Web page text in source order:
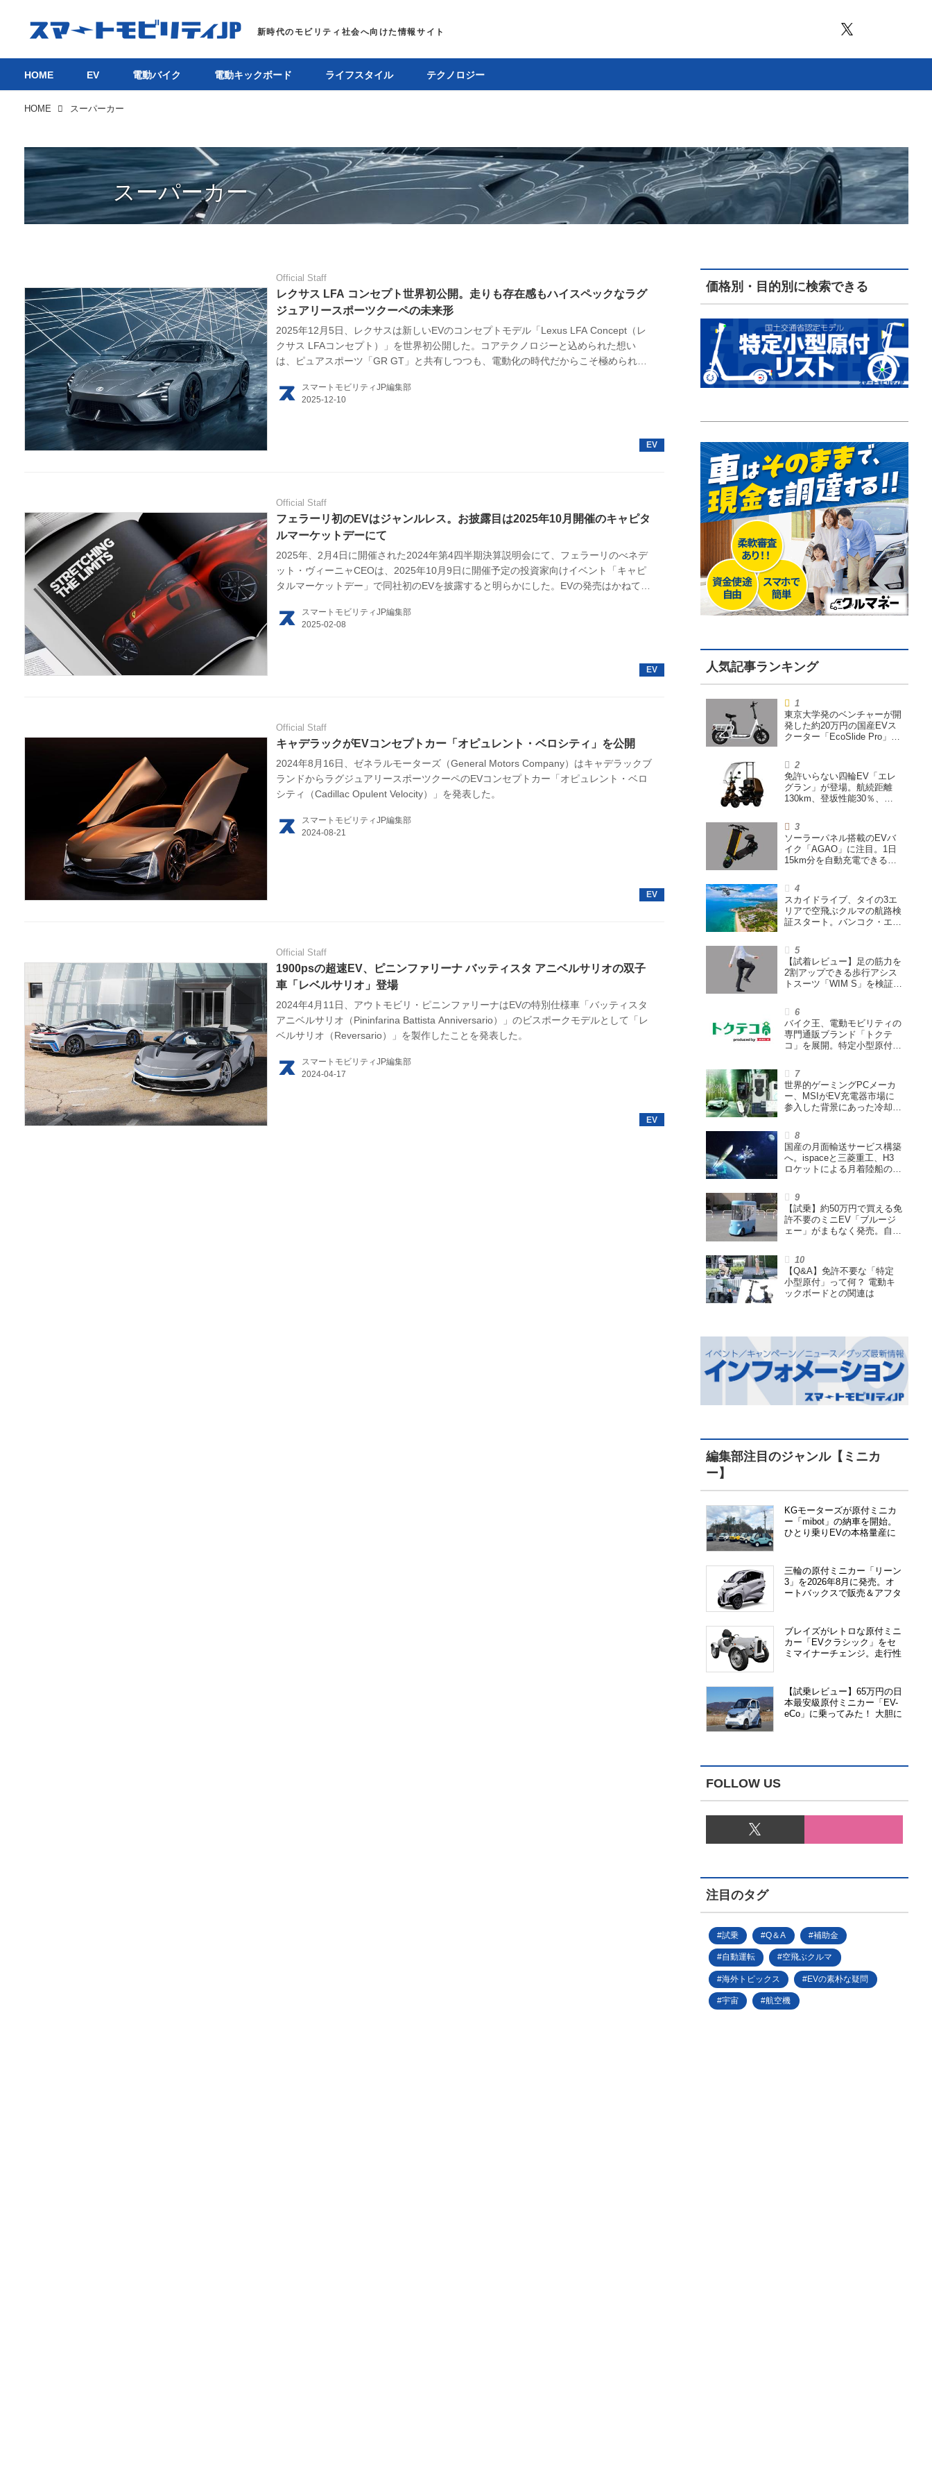
HOME
EV
テクノロジー
このメディアについて
運営会社
利用規約
お問い合せ
広告掲載について
HOME EV 電動バイク 電動キックボード ライフスタイル テクノロジー
HOME スーパーカー
スーパーカー
Official Staff
レクサス LFA コンセプト世界初公開。走りも存在感もハイスペックなラグ
ジュアリースポーツクーペの未来形
2025年12月5日、レクサスは新しいEVのコンセプトモデル「Lexus LFA Concept（レ
クサス LFAコンセプト）」を世界初公開した。コアテクノロジーと込められた想い
は、ピュアスポーツ「GR GT」と共有しつつも、電動化の時代だからこそ極められた
スマートモビリティJP編集部
Official Staff
フェラーリ初のEVはジャンルレス。お披露目は2025年10月開催のキャピタ
ルマーケットデーにて
2025年、2月4日に開催された2024年第4四半期決算説明会にて、フェラーリのべネデ
ット・ヴィーニャCEOは、2025年10月9日に開催予定の投資家向けイベント「キャピ
タルマーケットデー」で同社初のEVを披露すると明らかにした。EVの発売はかねてよ
メージ：フェラーリ公式HP「The Official Ferrari Magazine」より）
スマートモビリティJP編集部
Official Staff
キャデラックがEVコンセプトカー「オピュレント・ベロシティ」を公開
2024年8月16日、ゼネラルモーターズ（General Motors Company）はキャデラックブ
ランドからラグジュアリースポーツクーペのEVコンセプトカー「オピュレント・ベロ
シティ（Cadillac Opulent Velocity）」を発表した。
スマートモビリティJP編集部
Official Staff
1900psの超速EV、ピニンファリーナ バッティスタ アニベルサリオの双子
車「レベルサリオ」登場
2024年4月11日、アウトモビリ・ピニンファリーナはEVの特別仕様車「バッティスタ
アニベルサリオ（Pininfarina Battista Anniversario）」のビスポークモデルとして「レ
ベルサリオ（Reversario）」を製作したことを発表した。
スマートモビリティJP編集部
価格別・目的別に検索できる
東京大学発のベンチャーが開
発した約20万円の国産EVス
クーター「EcoSlide Pro」が
免許いらない四輪EV「エレ
グラン」が登場。航続距離
130km、登坂性能30％、
備えた特定小型原付
ソーラーパネル搭載のEVバ
イク「AGAO」に注目。1日
15km分を自動充電できる
スカイドライブ、タイの3エ
リアで空飛ぶクルマの航路検
証スタート。バンコク・エア
指す
【試着レビュー】足の筋力を
2割アップできる歩行アシス
トスーツ「WIM S」を検証。
も言われる理由を探る
バイク王、電動モビリティの
専門通販ブランド「トクテ
コ」を展開。特定小型原付や
世界的ゲーミングPCメーカ
ー、MSIがEV充電器市場に
参入した背景にあった冷却技
回】
国産の月面輸送サービス構築
へ。ispaceと三菱重工、H3
ロケットによる月着陸船の打
結
【試乗】約50万円で買える免
許不要のミニEV「ブルージ
ェー」がまもなく発売。自転
展開
【Q&A】免許不要な「特定
小型原付」って何？ 電動キ
ックボードとの関連は
編集部注目のジャンル【ミニカ
ー】
KGモーターズが原付ミニカ
ー「mibot」の納車を開始。
ひとり乗りEVの本格量産に
三輪の原付ミニカー「リーン
3」を2026年8月に発売。オ
ートバックスで販売＆アフタ
ブレイズがレトロな原付ミニ
カー「EVクラシック」をセ
ミマイナーチェンジ。走行性
【試乗レビュー】65万円の日
本最安級原付ミニカー「EV-
eCo」に乗ってみた！ 大胆に
FOLLOW US
注目のタグ
試乗 Q＆A 補助金
自動運転 空飛ぶクルマ
海外トピックス EVの素朴な疑問
宇宙 航空機